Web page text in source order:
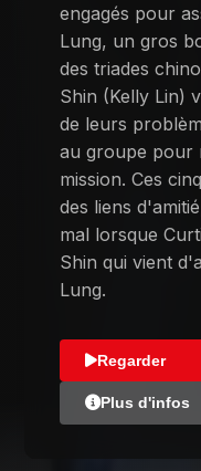
engagés pour
Lung, un gros
des triades
Shin (Kelly Lin)
de leurs
au groupe pour
mission. Ces
des liens
mal lorsque
Shin qui vient
Lung.
Regarder
Plus d'infos